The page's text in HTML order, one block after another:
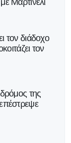
τον διάδοχο
τον
της